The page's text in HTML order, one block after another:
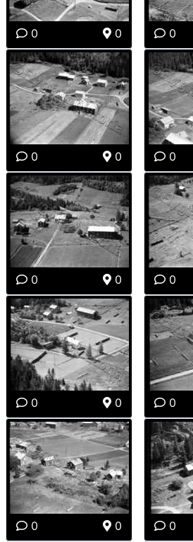
0 0 0
0 0 0
0 0 0
0 0 0
0 0 0